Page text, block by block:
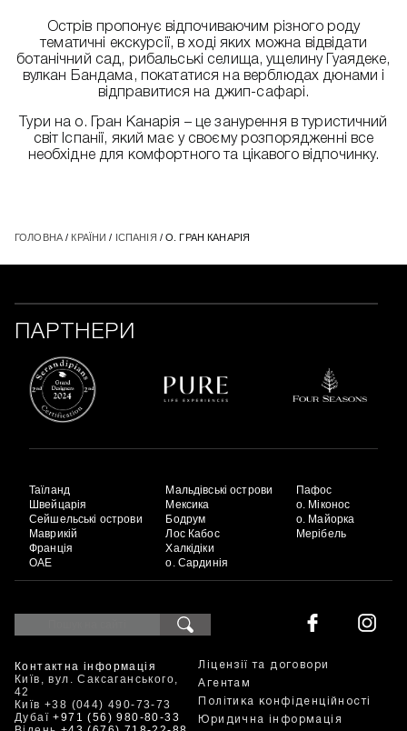
Острів пропонує відпочиваючим різного роду
тематичні екскурсії, в ході яких можна відвідати
ботанічний сад, рибальські селища, ущелину Гуаядеке,
вулкан Бандама, покататися на верблюдах дюнами і
відправитися на джип-сафарі.
Тури на о. Гран Канарія – це занурення в туристичний
світ Іспанії, який має у своєму розпорядженні все
необхідне для комфортного та цікавого відпочинку.
ГОЛОВНА/ КРАЇНИ / ІСПАНІЯ / О. ГРАН КАНАРІЯ
ПАРТНЕРИ
Таїланд
Швейцарія
Сейшельські острови
Маврикій
Франція
ОАЕ
Мальдівські острови
Мексика
Бодрум
Лос Кабос
Халкідіки
о. Сардинія
Пафос
о. Міконос
о. Майорка
Мерібель
Контактна інформація
Київ, вул. Саксаганського,
42
Київ +38 (044) 490-73-73
Дубаї+971 (56) 980-80-33
Ліцензії та договори
Агентам
Політика конфіденційності
Юридична інформація